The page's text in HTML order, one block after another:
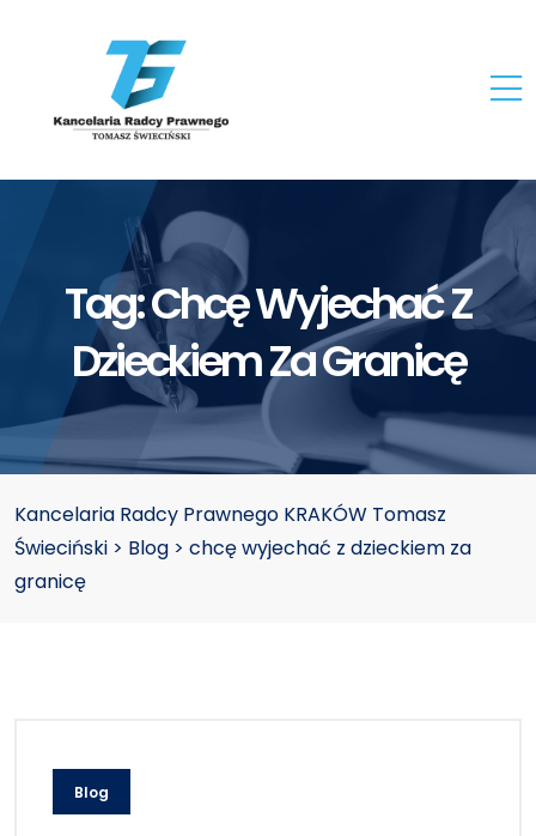
Tag:Chcę Wyjechać Z
Dzieckiem Za Granicę
Kancelaria Radcy Prawnego KRAKÓW Tomasz
Świeciński > Blog > chcę wyjechać z dzieckiem za
granicę
Blog